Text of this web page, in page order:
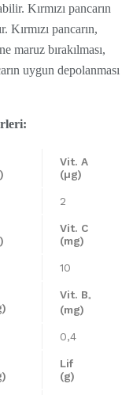
Kırmızı pancarın
Kırmızı pancarın,
maruz bırakılması,
uygun depolanması
Vit. A
(µg)
2
Vit. C
(mg)
10
Vit. B³
(mg)
0,4
Lif
(g)